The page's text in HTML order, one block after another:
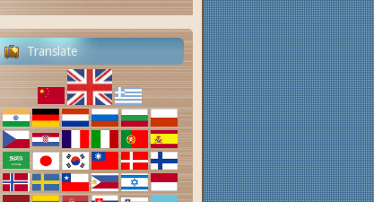
Translate